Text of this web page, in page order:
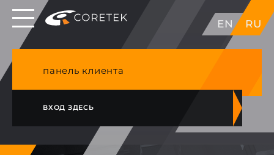
EN RU
Выделенные серверы в ЕС, Японии, ГК, США
NVME VPS & cPanel премиум хостинг в
панель клиента
ВХОД ЗДЕСЬ